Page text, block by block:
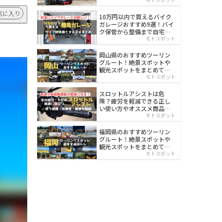
に入り
10万円以内で買えるバイク
ガレージおすすめ9選！バイ
ク保管から整備まで自宅で
モトスポット
岡山県のおすすめツーリン
グルート！絶景スポットや
観光スポットをまとめて紹
モトスポット
スロットルアシストは危
険？疲労を軽減できる正し
い使い方やオススメ商品を
モトスポット
福岡県のおすすめツーリン
グルート！絶景スポットや
観光スポットをまとめて紹
モトスポット